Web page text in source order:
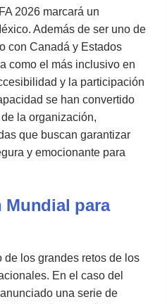
2026 marcará un
Además de ser uno de
con Canadá y Estados
como el más inclusivo en
y la participación
se han convertido
la organización,
que buscan garantizar
y emocionante para
Mundial para
los grandes retos de los
En el caso del
una serie de